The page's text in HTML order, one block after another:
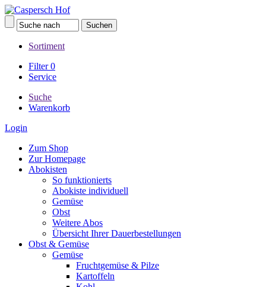
Sortiment
Filter0
Service
Suche
Warenkorb
Login
Zum Shop
Zur Homepage
Abokisten
So funktionierts
Abokiste individuell
Gemüse
Obst
Weitere Abos
Übersicht Ihrer Dauerbestellungen
Obst & Gemüse
Gemüse
Fruchtgemüse & Pilze
Kartoffeln